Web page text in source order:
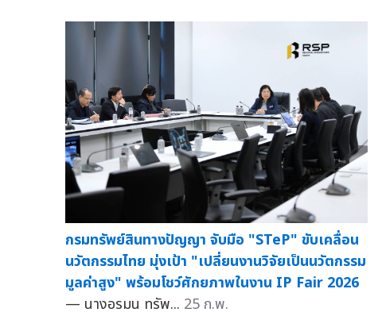
กรมทรัพย์สินทางปัญญา จับมือ "STeP" ขับเคลื่อน
นวัตกรรมไทย มุ่งเป้า "เปลี่ยนงานวิจัยเป็นนวัตกรรม
มูลค่าสูง" พร้อมโชว์ศักยภาพในงาน IP Fair 2026
— นางอรมน ทรัพ... 25 ก.พ.